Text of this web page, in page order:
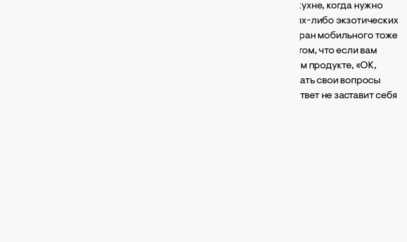
Функия «OK, Google» действительно незаменима на кухне, когда нужно
найти рецепты новых блюд или узнать больше о каких-либо экзотических
ингредиентах. Да и трогать запачканными руками экран мобильного тоже
больше не придется. Еще один плюс этой функции в том, что если вам
срочно нужно узнать, сколько калорий в том или ином продукте, «OK,
Google» и тут придет на помощь. Нужно смело задавать свои вопросы
вслух, например, «сколько грамм риса в стакане», и ответ не заставит себя